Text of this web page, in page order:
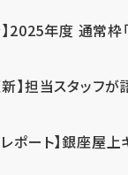
】2025年度 通常
新】担当スタッフ
レポート】銀座屋